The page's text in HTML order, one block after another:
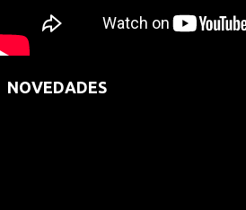
NOVEDADES